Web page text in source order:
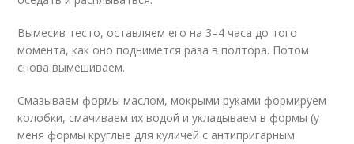
Вымесив тесто, оставляем его на 3–4 часа до того
момента, как оно поднимется раза в полтора. Потом
снова вымешиваем.
Смазываем формы маслом, мокрыми руками формируем
колобки, смачиваем их водой и укладываем в формы (у
меня формы круглые для куличей с антипригарным